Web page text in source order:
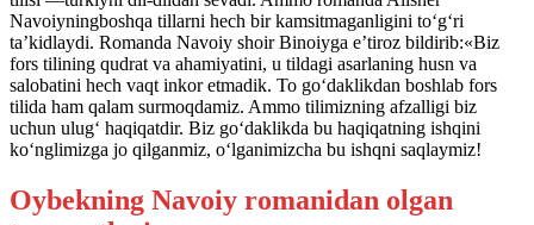
Navoiyningboshqa tillarni hech bir kamsitmaganligini to‘g‘ri
ta’kidlaydi. Romanda Navoiy shoir Binoiyga e’tiroz bildirib:«Biz
fors tilining qudrat va ahamiyatini, u tildagi asarlaning husn va
salobatini hech vaqt inkor etmadik. To go‘daklikdan boshlab fors
tilida ham qalam surmoqdamiz. Ammo tilimizning afzalligi biz
uchun ulug‘ haqiqatdir. Biz go‘daklikda bu haqiqatning ishqini
ko‘nglimizga jo qilganmiz, o‘lganimizcha bu ishqni saqlaymiz!
Oybekning Navoiy romanidan olgan